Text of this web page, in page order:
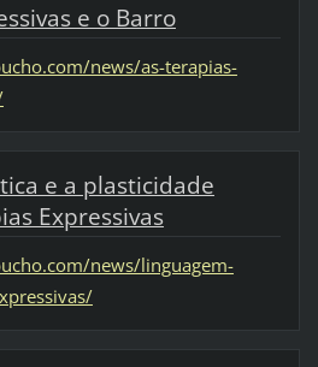
e o Barro
news/as-terapias-
e a plasticidade
Expressivas
news/linguagem-